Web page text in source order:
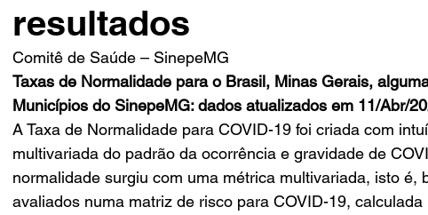
resultados
Comitê de Saúde – SinepeMG
Taxas de Normalidade para o Brasil, Minas Gerais,
Municípios do SinepeMG: dados atualizados em 11/Abr/
A Taxa de Normalidade para COVID-19 foi criada com
multivariada do padrão da ocorrência e gravidade de
normalidade surgiu com uma métrica multivariada, isto é,
avaliados numa matriz de risco para COVID-19,